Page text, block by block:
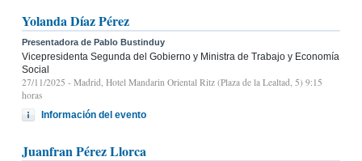
Yolanda Díaz Pérez
Presentadora de Pablo Bustinduy
Vicepresidenta Segunda del Gobierno y Ministra de Trabajo y Economía
Social
27/11/2025 - Madrid, Hotel Mandarin Oriental Ritz (Plaza de la Lealtad, 5) 9:15
horas
Información del evento
Juanfran Pérez Llorca